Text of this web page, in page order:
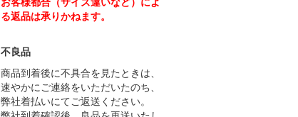
る返品は承りかねます。
不良品
商品到着後に不具合を見たときは、
速やかにご連絡をいただいたのち、
弊社着払いにてご返送ください。